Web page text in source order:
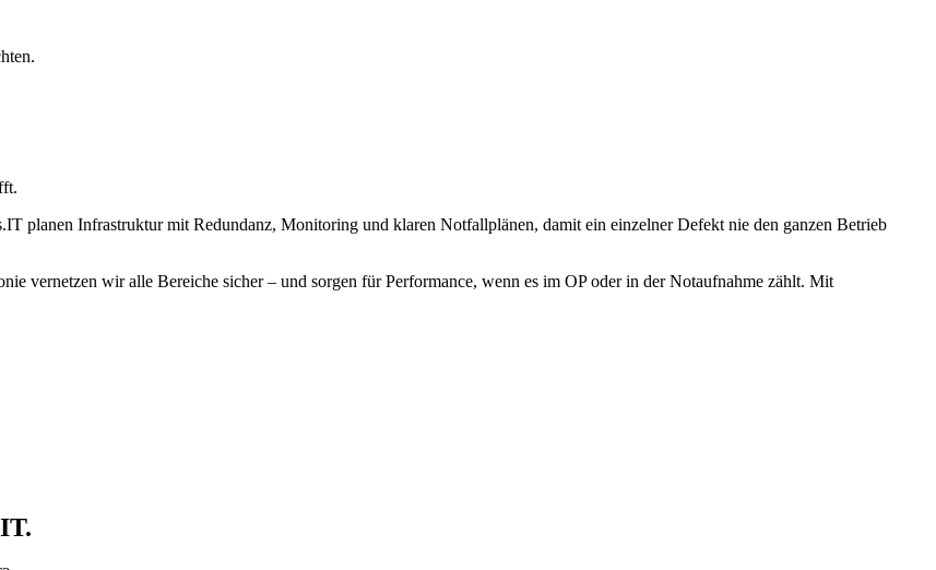
planen Infrastruktur mit Redundanz, Monitoring und klaren Notfallplänen, damit ein einzelner Defekt nie den ganzen Betrieb
vernetzen wir alle Bereiche sicher – und sorgen für Performance, wenn es im OP oder in der Notaufnahme zählt. Mit